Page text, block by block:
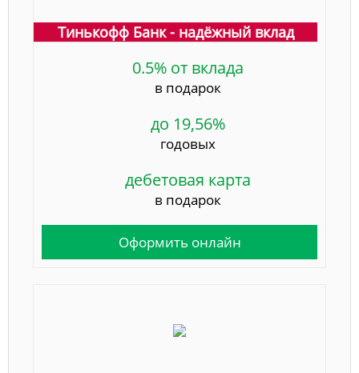
Тинькофф Банк - надёжный вклад
0.5% от вклада
в подарок
до 19,56%
годовых
дебетовая карта
в подарок
Оформить онлайн